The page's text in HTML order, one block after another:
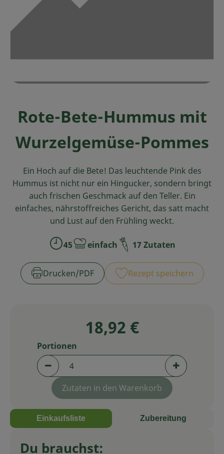
Ökokisten
Obst & Gemüse
Getränke
Drogerie
So geht's
Über uns
Blog & Aktuelles
Rote-Bete-Hummus mit
Wurzelgemüse-Pommes
Ein Hoch auf die Bete! Das leuchtende Pink des
Hummus ist nicht nur ein Hingucker, sondern bringt
auch frischen Geschmack auf den Teller. Ein
einfaches, nährstoffreiches Gericht, das satt macht
und Lust auf den Frühling weckt.
Zubreitungszeit:
45 Schwierigkeit:
einfach 17 Zutaten
Drucken​/​PDF Rezept speichern
18,92 €
Portionen verringern (aktuell 4 Portionen
Portionen
Portionen
Zutaten in den Warenkorb
Einkaufsliste Zubereitung
Du brauchst: